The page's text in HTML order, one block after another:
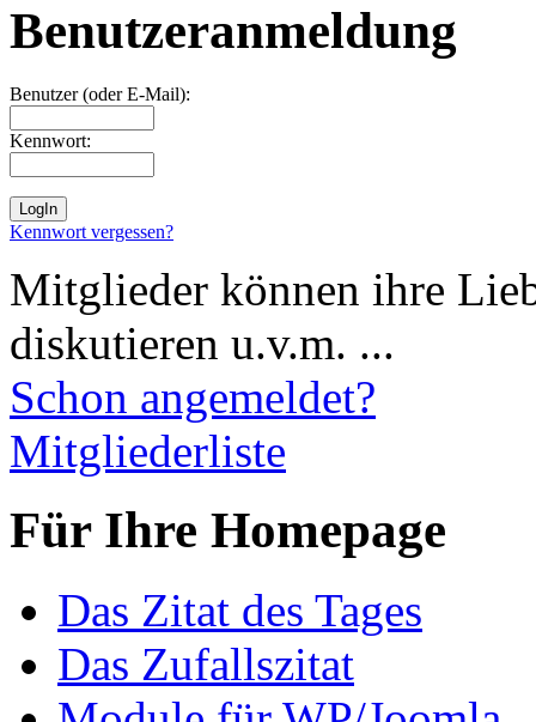
Benutzeranmeldung
Benutzer (oder E-Mail):
Kennwort:
Kennwort vergessen?
Mitglieder können ihre
diskutieren u.v.m. ...
Schon angemeldet?
Mitgliederliste
Für Ihre Homepage
Das Zitat des Tages
Das Zufallszitat